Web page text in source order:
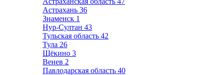
Астрахань 36
Знаменск 1
Нур-Султан 43
Тульская область 42
Тула 26
Щёкино 3
Венев 2
Павлодарская область 40